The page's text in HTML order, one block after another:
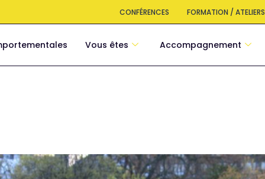
CONFÉRENCES FORMATION / ATELIERS
Vous êtes Accompagnement